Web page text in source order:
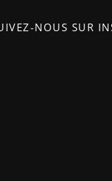
NOUS SUR